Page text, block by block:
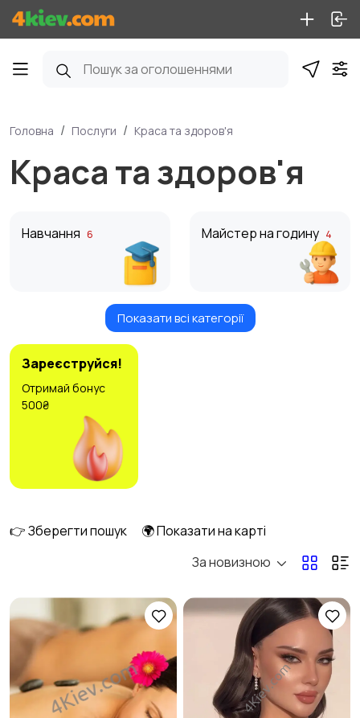
Головна Послуги Краса та здоров'я
Краса та здоров'я
Навчання 6 Майстер на годину 4
Краса та здоров'я 5 Перевезення
Ремонт та
будівництво 13
Автопослуги Ремонт техніки 5
Організація свят 4 Фото- та відеозйомка
Показати всі категорії
Зареєструйся!
Отримай бонус
500₴
👉 Зберегти пошук
🌍 Показати на карті
За новизною